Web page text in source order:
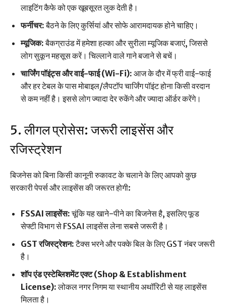
लाइटिंग कैफे को एक खूबसूरत लुक देती है।
फर्नीचर:बैठने के लिए कुर्सियां और सोफे आरामदायक होने चाहिए।
म्यूजिक:बैकग्राउंड में हमेशा हल्का और सुरीला म्यूजिक बजाएं, जिससे
लोग सुकून महसूस करें। चिल्लाने वाले गाने बजाने से बचें।
चार्जिंग पॉइंट्स और वाई-फाई (Wi-Fi): आज के दौर में फ्री वाई-फाई
और हर टेबल के पास मोबाइल/लैपटॉप चार्जिंग पॉइंट होना किसी वरदान
से कम नहीं है। इससे लोग ज्यादा देर रुकेंगे और ज्यादा ऑर्डर करेंगे।
5. लीगल प्रोसेस: जरूरी लाइसेंस और
रजिस्ट्रेशन
बिजनेस को बिना किसी कानूनी रुकावट के चलाने के लिए आपको कुछ
सरकारी पेपर्स और लाइसेंस की जरूरत होगी:
FSSAI लाइसेंस:चूंकि यह खाने-पीने का बिजनेस है, इसलिए फूड
सेफ्टी विभाग से FSSAI लाइसेंस लेना सबसे जरूरी है।
GST रजिस्ट्रेशन:टैक्स भरने और पक्के बिल के लिए GST नंबर जरूरी
है।
शॉप एंड एस्टेब्लिशमेंट एक्ट (Shop & Establishment
License):लोकल नगर निगम या स्थानीय अथॉरिटी से यह लाइसेंस
मिलता है।